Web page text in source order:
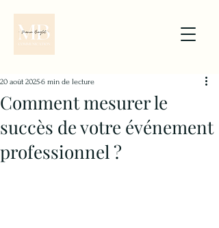
Comment mesurer le
succès de votre événement
professionnel ?
20 août 20256 min de lecture